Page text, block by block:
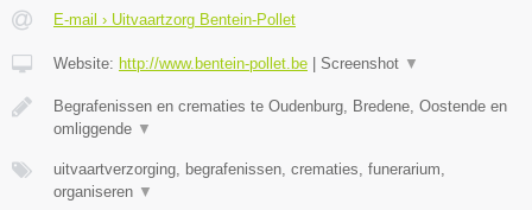
E-mail › Uitvaartzorg Bentein-Pollet
Website: http://www.bentein-pollet.be | Screenshot ▼
Begrafenissen en crematies te Oudenburg, Bredene, Oostende en
omliggende ▼
uitvaartverzorging, begrafenissen, crematies, funerarium,
organiseren ▼